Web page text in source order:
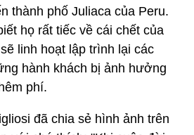
thành phố Juliaca của Peru.
họ rất tiếc về cái chết của
linh hoạt lập trình lại các
hành khách bị ảnh hưởng
phí.
đã chia sẻ hình ảnh trên